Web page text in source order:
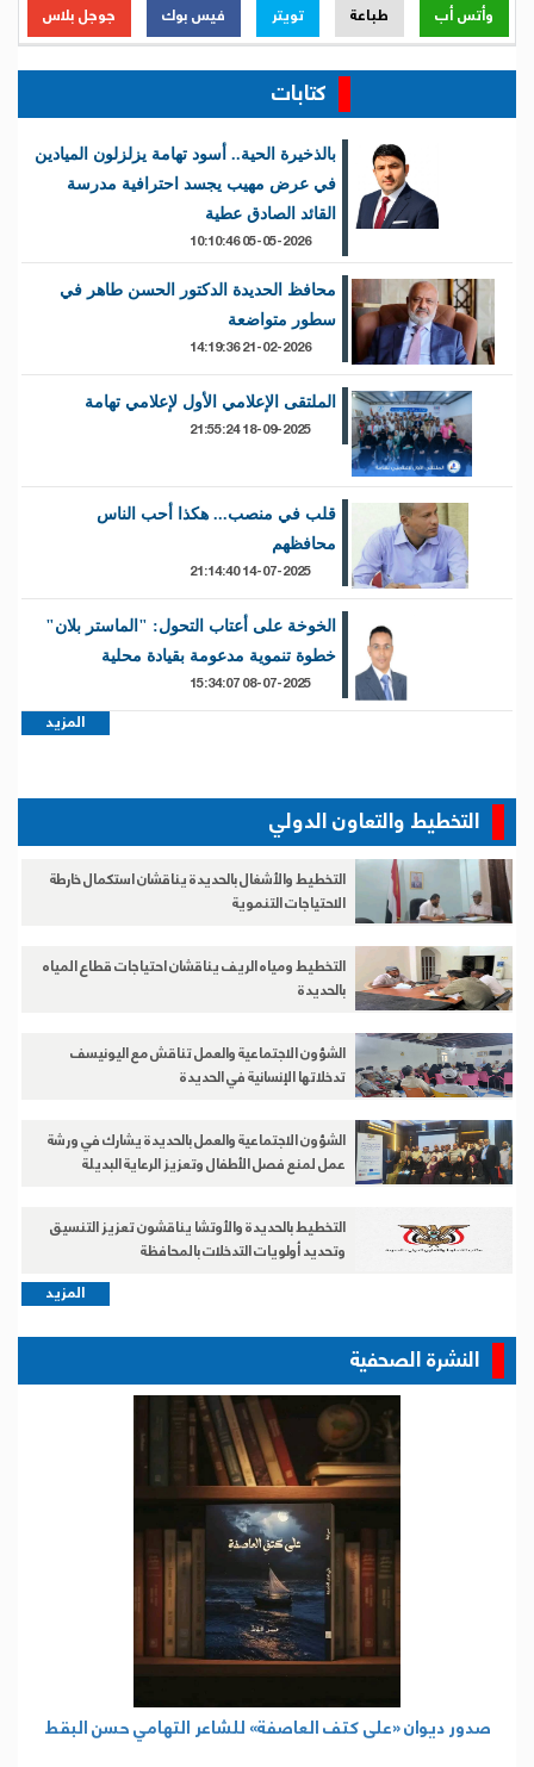
وأتس أب طباعة تويتر فيس بوك جوجل بلاس
كتابات
بالذخيرة الحية.. أسود تهامة يزلزلون الميادين
في عرض مهيب يجسد احترافية مدرسة
القائد الصادق عطية
05-05-2026 10:10:46
محافظ الحديدة الدكتور الحسن طاهر في
سطور متواضعة
21-02-2026 14:19:36
الملتقى الإعلامي الأول لإعلامي تهامة
قلب في منصب... هكذا أحب الناس
محافظهم
الخوخة على أعتاب التحول: "الماستر بلان"
خطوة تنموية مدعومة بقيادة محلية
المزيد
التخطيط والتعاون الدولي
التخطيط والأشغال بالحديدة يناقشان استكمال خارطة
الاحتياجات التنموية
التخطيط ومياه الريف يناقشان احتياجات قطاع المياه
بالحديدة
الشؤون الاجتماعية والعمل تناقش مع اليونيسف
تدخلاتها الإنسانية في الحديدة
الشؤون الاجتماعية والعمل بالحديدة يشارك في ورشة
عمل لمنع فصل الأطفال وتعزيز الرعاية البديلة
التخطيط بالحديدة والأوتشا يناقشون تعزيز التنسيق
وتحديد أولويات التدخلات بالمحافظة
المزيد
النشرة الصحفية
صدور ديوان «على كتف العاصفة» للشاعر التهامي حسن البقط